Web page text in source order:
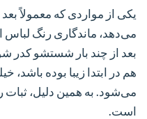
یکی از مواردی که معمولاً
می‌دهد، ماندگاری رنگ
بعد از چند بار شستشو کدر
هم در ابتدا زیبا بوده باشد،
می‌شود. به همین دلیل، ثبات
است.